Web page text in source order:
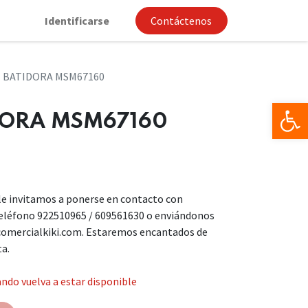
Identificarse Contáctenos
BATIDORA MSM67160
MSM67160
invitamos a ponerse en contacto con
922510965 / 609561630 o enviándonos
Estaremos encantados de
vuelva a estar disponible